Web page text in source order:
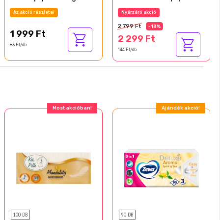
tekercs
Az akció részletei
1 999 Ft
83 Ft/db
rétegű 16 tekercs
Nyárzáró akció
2 799 Ft -18%
2 299 Ft
144 Ft/db
Most akcióban!
100 DB
Ajándék akció!
90 DB